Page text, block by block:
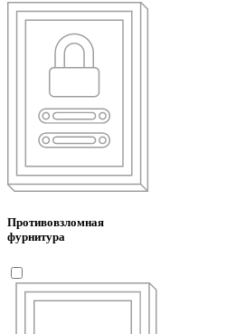
Противовзломная
фурнитура